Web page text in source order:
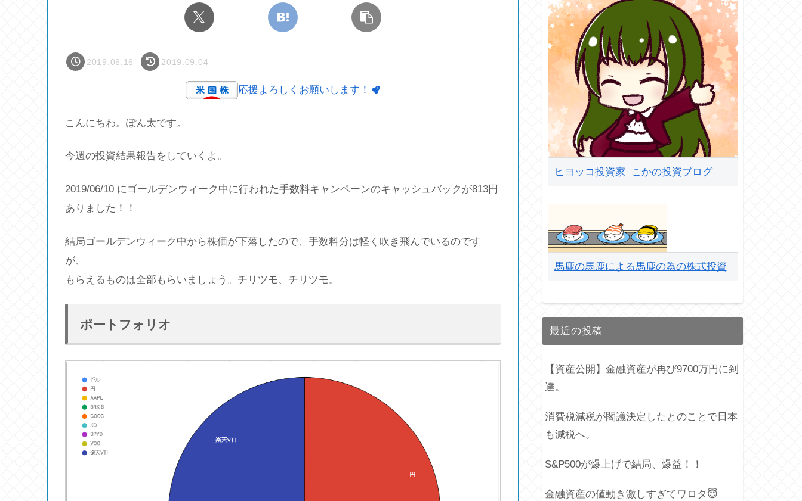
2019.06.16 2019.09.04
応援よろしくお願いします！
こんにちわ。ぽん太です。
今週の投資結果報告をしていくよ。
2019/06/10 にゴールデンウィーク中に行われた手数料キャンペーンのキャッシュバックが813円
ありました！！
結局ゴールデンウィーク中から株価が下落したので、手数料分は軽く吹き飛んでいるのです
が、
もらえるものは全部もらいましょう。チリツモ、チリツモ。
ポートフォリオ
ヒヨッコ投資家 こかの投資ブログ
馬鹿の馬鹿による馬鹿の為の株式投資
最近の投稿
【資産公開】金融資産が再び9700万円に到
達。
消費税減税が閣議決定したとのことで日本
も減税へ。
S&P500が爆上げで結局、爆益！！
金融資産の値動き激しすぎてワロタ😇